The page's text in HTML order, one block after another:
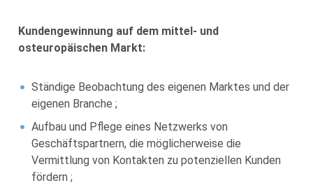
Kundengewinnung auf dem mittel- und
osteuropäischen Markt:
Ständige Beobachtung des eigenen Marktes und der
eigenen Branche ;
Aufbau und Pflege eines Netzwerks von
Geschäftspartnern, die möglicherweise die
Vermittlung von Kontakten zu potenziellen Kunden
fördern ;